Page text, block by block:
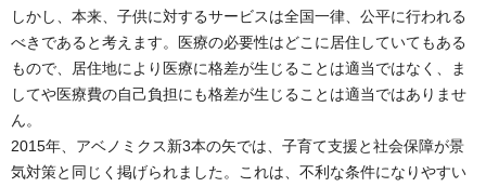
しかし、本来、子供に対するサービスは全国一律、公平に行われる
べきであると考えます。医療の必要性はどこに居住していてもある
もので、居住地により医療に格差が生じることは適当ではなく、ま
してや医療費の自己負担にも格差が生じることは適当ではありませ
ん。
2015年、アベノミクス新3本の矢では、子育て支援と社会保障が景
気対策と同じく掲げられました。これは、不利な条件になりやすい